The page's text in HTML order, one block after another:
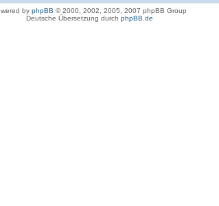
by phpBB © 2000, 2002, 2005, 2007 phpBB Group
Deutsche Übersetzung durch phpBB.de